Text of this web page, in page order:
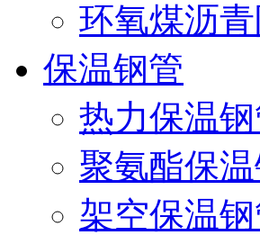
环氧煤沥
保温钢管
热力保温
聚氨酯保
架空保温